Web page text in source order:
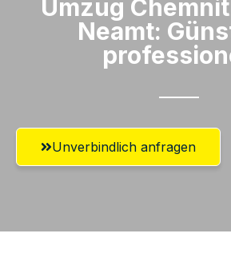
Umzug
Neamt:
Unverbindlich anfragen